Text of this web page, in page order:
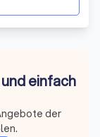
einfach
der